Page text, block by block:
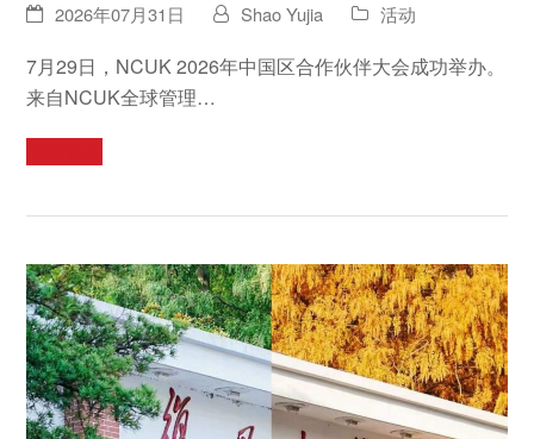
2026年07月31日 Shao Yujia 活动
7月29日，NCUK 2026年中国区合作伙伴大会成功举办。
来自NCUK全球管理…